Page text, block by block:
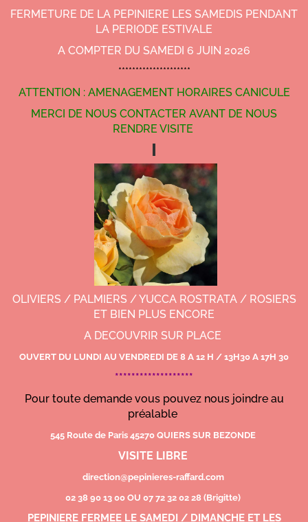
FERMETURE DE LA PEPINIERE LES SAMEDIS PENDANT
LA PERIODE ESTIVALE
A COMPTER DU SAMEDI 6 JUIN 2026
*********************
ATTENTION : AMENAGEMENT HORAIRES CANICULE
MERCI DE NOUS CONTACTER AVANT DE NOUS
RENDRE VISITE
OLIVIERS / PALMIERS / YUCCA ROSTRATA / ROSIERS
ET BIEN PLUS ENCORE
A DECOUVRIR SUR PLACE
OUVERT DU LUNDI AU VENDREDI DE 8 A 12 H / 13H30 A 17H 30
*******************
Pour toute demande vous pouvez nous joindre au
préalable
545 Route de Paris 45270 QUIERS SUR BEZONDE
VISITE LIBRE
direction@pepinieres-raffard.com
02 38 90 13 00 OU 07 72 32 02 28 (Brigitte)
PEPINIERE FERMEE LE SAMEDI / DIMANCHE ET LES